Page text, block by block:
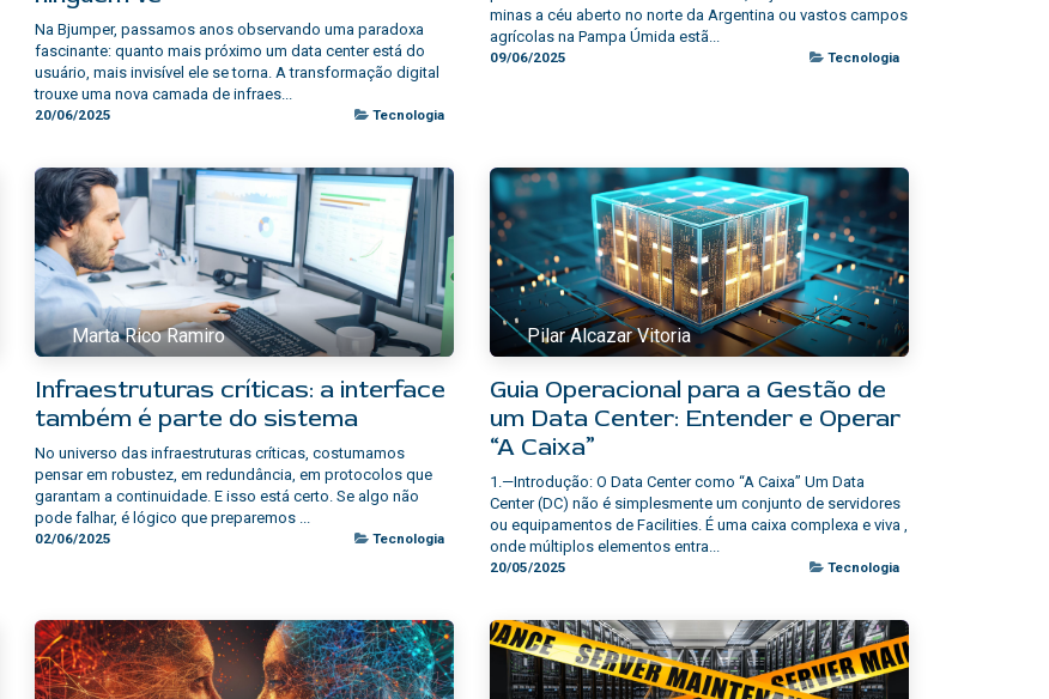
Na Bjumper, passamos anos observando uma paradoxa
fascinante: quanto mais próximo um data center está do
usuário, mais invisível ele se torna. A transformação digital
trouxe uma nova camada de infraes...
20/06/2025 Tecnologia
minas a céu aberto no norte da Argentina ou vastos campos
agrícolas na Pampa Úmida estã...
09/06/2025 Tecnologia
Marta Rico Ramiro
Infraestruturas críticas: a interface
também é parte do sistema
No universo das infraestruturas críticas, costumamos
pensar em robustez, em redundância, em protocolos que
garantam a continuidade. E isso está certo. Se algo não
pode falhar, é lógico que preparemos ...
02/06/2025 Tecnologia
Pilar Alcazar Vitoria
Guia Operacional para a Gestão de
um Data Center: Entender e Operar
“A Caixa”
1.—Introdução: O Data Center como “A Caixa” Um Data
Center (DC) não é simplesmente um conjunto de servidores
ou equipamentos de Facilities. É uma caixa complexa e viva ,
onde múltiplos elementos entra...
20/05/2025 Tecnologia